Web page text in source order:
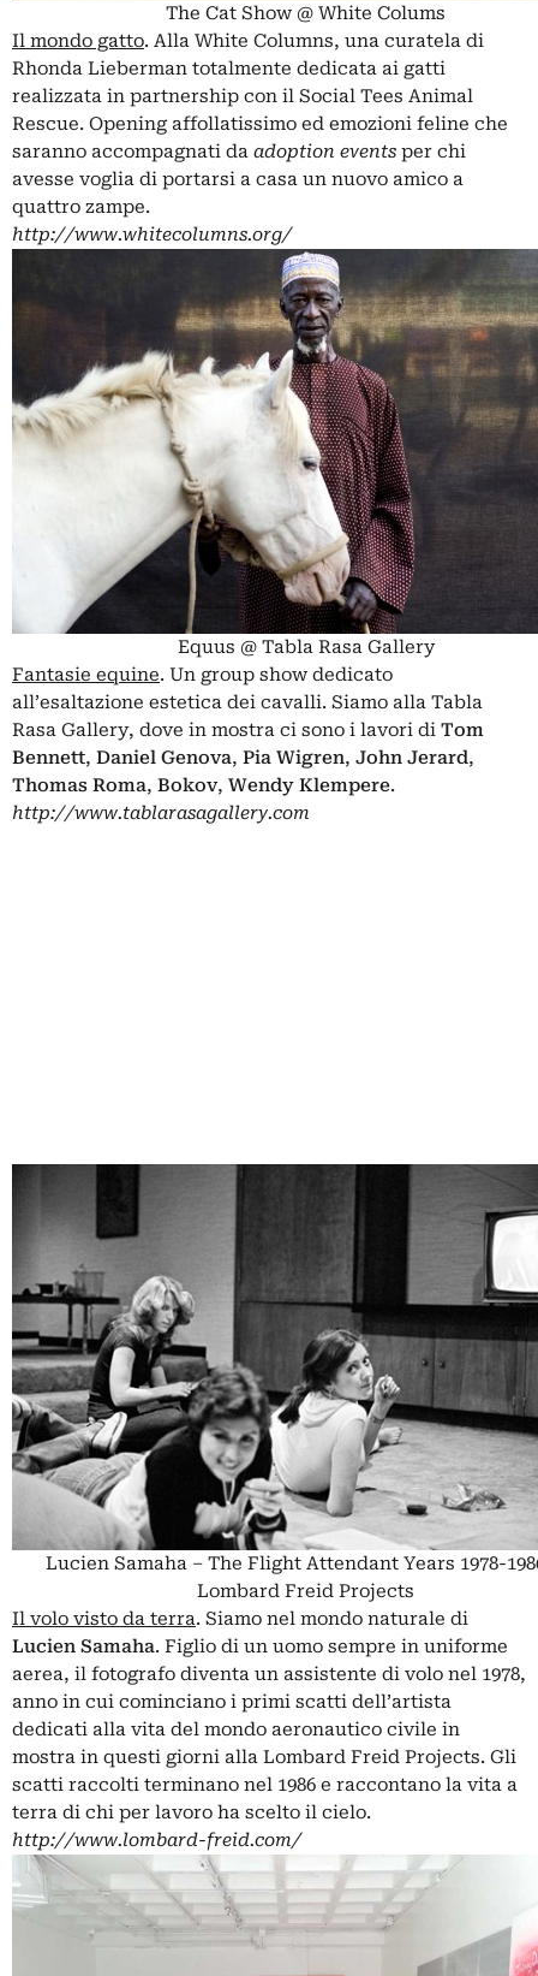
The Cat Show @ White Colums
Il mondo gatto. Alla White Columns, una curatela di
Rhonda Lieberman totalmente dedicata ai gatti
realizzata in partnership con il Social Tees Animal
Rescue. Opening affollatissimo ed emozioni feline che
saranno accompagnati da adoption events per chi
avesse voglia di portarsi a casa un nuovo amico a
quattro zampe.
http://www.whitecolumns.org/
Equus @ Tabla Rasa Gallery
Fantasie equine. Un group show dedicato
all’esaltazione estetica dei cavalli. Siamo alla Tabla
Rasa Gallery, dove in mostra ci sono i lavori di Tom
Bennett, Daniel Genova, Pia Wigren, John Jerard,
Thomas Roma, Bokov, Wendy Klempere.
http://www.tablarasagallery.com
Lucien Samaha – The Flight Attendant Years 1978-
Lombard Freid Projects
Il volo visto da terra. Siamo nel mondo naturale di
Lucien Samaha. Figlio di un uomo sempre in uniforme
aerea, il fotografo diventa un assistente di volo nel 1978,
anno in cui cominciano i primi scatti dell’artista
dedicati alla vita del mondo aeronautico civile in
mostra in questi giorni alla Lombard Freid Projects. Gli
scatti raccolti terminano nel 1986 e raccontano la vita a
terra di chi per lavoro ha scelto il cielo.
http://www.lombard-freid.com/